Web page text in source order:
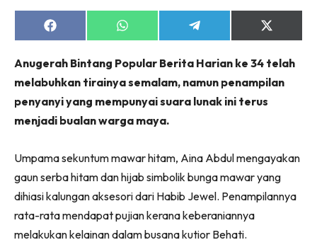
Share
on
Share
on
Share
on
Share
on
(Twitter)
Anugerah Bintang Popular Berita Harian ke 34 telah
melabuhkan tirainya semalam, namun penampilan
penyanyi yang mempunyai suara lunak ini terus
menjadi bualan warga maya.
Umpama sekuntum mawar hitam, Aina Abdul mengayakan
gaun serba hitam dan hijab simbolik bunga mawar yang
dihiasi kalungan aksesori dari Habib Jewel. Penampilannya
rata-rata mendapat pujian kerana keberaniannya
melakukan kelainan dalam busana kutior Behati.